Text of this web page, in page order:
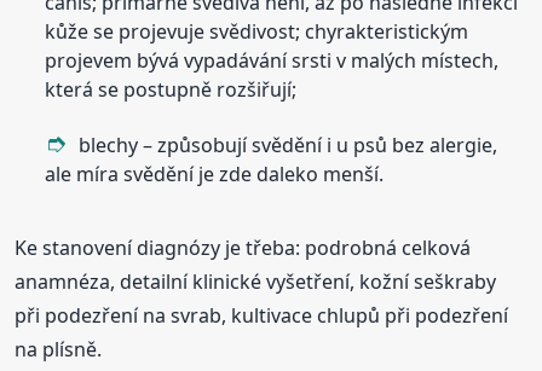
kůže se projevuje svědivost; chyrakteristickým
projevem bývá vypadávání srsti v malých místech,
která se postupně rozšiřují;
blechy – způsobují svědění i u psů bez alergie,
ale míra svědění je zde daleko menší.
Ke stanovení diagnózy je třeba: podrobná celková
anamnéza, detailní klinické vyšetření, kožní seškraby
při podezření na svrab, kultivace chlupů při podezření
na plísně.